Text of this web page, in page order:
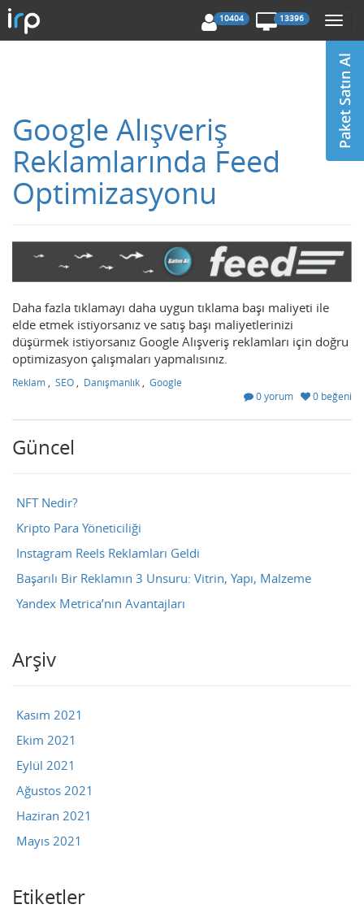
10404 13396
Google Alışveriş
Reklamlarında Feed
Optimizasyonu
Daha fazla tıklamayı daha uygun tıklama başı maliyeti ile
elde etmek istiyorsanız ve satış başı maliyetlerinizi
düşürmek istiyorsanız Google Alışveriş reklamları için doğru
optimizasyon çalışmaları yapmalısınız.
Reklam SEO Danışmanlık
Google
0 yorum
0 beğeni
Güncel
NFT Nedir?
Kripto Para Yöneticiliği
Instagram Reels Reklamları Geldi
Başarılı Bir Reklamın 3 Unsuru: Vitrin, Yapı, Malzeme
Yandex Metrica’nın Avantajları
Arşiv
Kasım 2021
Ekim 2021
Eylül 2021
Ağustos 2021
Haziran 2021
Mayıs 2021
Etiketler